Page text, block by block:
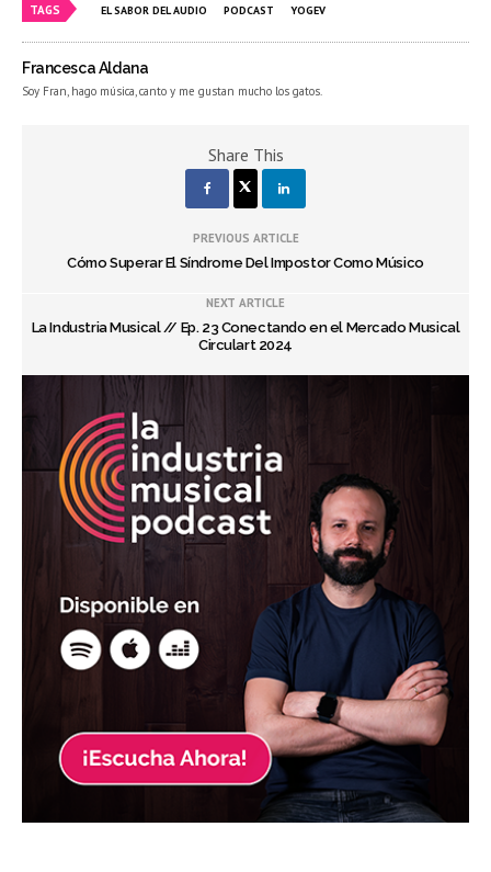
TAGS EL SABOR DEL AUDIO PODCAST YOGEV
Francesca Aldana
Soy Fran, hago música, canto y me gustan mucho los gatos.
Share This
PREVIOUS ARTICLE
Cómo Superar El Síndrome Del Impostor Como Músico
NEXT ARTICLE
La Industria Musical // Ep. 23 Conectando en el Mercado Musical
Circulart 2024